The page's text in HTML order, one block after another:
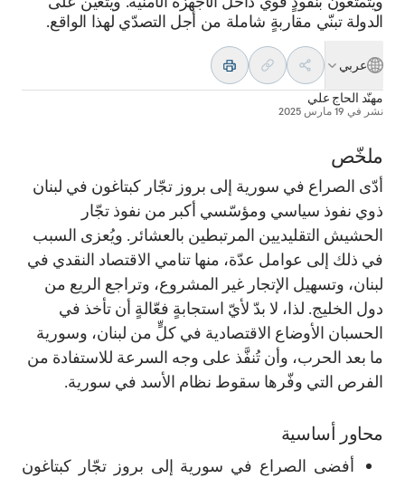
الدولة تبنّي مقاربةٍ شاملة من أجل التصدّي لهذا الواقع.
عربي
مهنّد الحاج علي
نشر في 19 مارس 2025
ملخّص
أدّى الصراع في سورية إلى بروز تجّار كبتاغون في لبنان
ذوي نفوذ سياسي ومؤسّسي أكبر من نفوذ تجّار
الحشيش التقليديين المرتبطين بالعشائر. ويُعزى السبب
في ذلك إلى عوامل عدّة، منها تنامي الاقتصاد النقدي في
لبنان، وتسهيل الإتجار غير المشروع، وتراجع الريع من
دول الخليج. لذا، لا بدّ لأيّ استجابةٍ فعّالةٍ أن تأخذ في
الحسبان الأوضاع الاقتصادية في كلٍّ من لبنان، وسورية
ما بعد الحرب، وأن تُنفَّذ على وجه السرعة للاستفادة من
الفرص التي وفّرها سقوط نظام الأسد في سورية.
محاور أساسية
أفضى الصراع في سورية إلى بروز تجّار كبتاغون